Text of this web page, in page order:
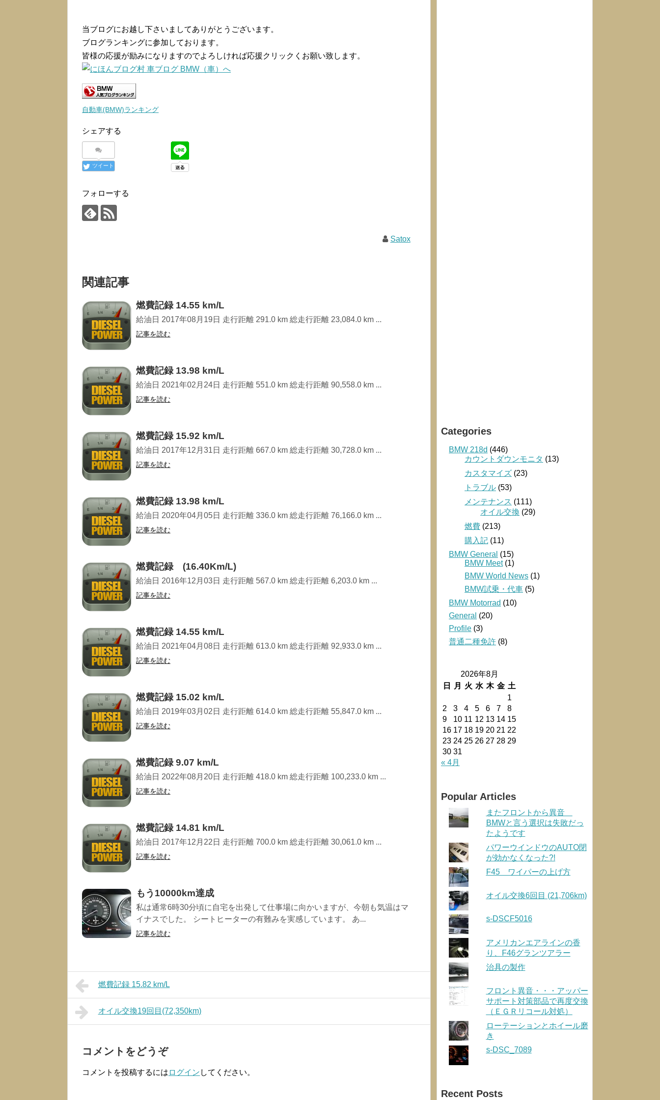
当ブログにお越し下さいましてありがとうございます。
ブログランキングに参加しております。
皆様の応援が励みになりますのでよろしければ応援クリックくお願い致します。
自動車(BMW)ランキング
シェアする
ツイート
フォローする
Satox
関連記事
燃費記録 14.55 km/L
給油日 2017年08月19日 走行距離 291.0 km 総走行距離 23,084.0 km ...
記事を読む
燃費記録 13.98 km/L
給油日 2021年02月24日 走行距離 551.0 km 総走行距離 90,558.0 km ...
記事を読む
燃費記録 15.92 km/L
給油日 2017年12月31日 走行距離 667.0 km 総走行距離 30,728.0 km ...
記事を読む
燃費記録 13.98 km/L
給油日 2020年04月05日 走行距離 336.0 km 総走行距離 76,166.0 km ...
記事を読む
燃費記録 (16.40Km/L)
給油日 2016年12月03日 走行距離 567.0 km 総走行距離 6,203.0 km ...
記事を読む
燃費記録 14.55 km/L
給油日 2021年04月08日 走行距離 613.0 km 総走行距離 92,933.0 km ...
記事を読む
燃費記録 15.02 km/L
給油日 2019年03月02日 走行距離 614.0 km 総走行距離 55,847.0 km ...
記事を読む
燃費記録 9.07 km/L
給油日 2022年08月20日 走行距離 418.0 km 総走行距離 100,233.0 km ...
記事を読む
燃費記録 14.81 km/L
給油日 2017年12月22日 走行距離 700.0 km 総走行距離 30,061.0 km ...
記事を読む
もう10000km達成
私は通常6時30分頃に自宅を出発して仕事場に向かいますが、今朝も気温はマ
イナスでした。 シートヒーターの有難みを実感しています。 あ...
記事を読む
燃費記録 15.82 km/L
オイル交換19回目(72,350km)
コメントをどうぞ
コメントを投稿するには ログイン してください。
Categories
BMW 218d (446)
カウントダウンモニタ (13)
カスタマイズ (23)
トラブル (53)
メンテナンス (111)
オイル交換 (29)
燃費 (213)
購入記 (11)
BMW General (15)
BMW Meet(1)
BMW World News (1)
BMW試乗・代車 (5)
BMW Motorrad (10)
General (20)
Profile (3)
普通二種免許 (8)
2026年8月
日
月 火 水 木 金 土
1
2
3 4 5 6 7
8
9
10 11 12 13 14 15
16 17 18 19 20 21 22
23 24 25 26 27 28 29
30 31
« 4月
Popular Articles
またフロントから異音
BMWと言う選択は失敗だっ
たようです
パワーウインドウのAUTO閉
が効かなくなった?!
F45 ワイパーの上げ方
オイル交換6回目 (21,706km)
s-DSCF5016
アメリカンエアラインの香
り、F46グランツアラー
治具の製作
フロント異音・・・アッパー
サポート対策部品で再度交換
（ＥＧＲリコール対処）
ローテーションとホイール磨
き
s-DSC_7089
Recent Posts